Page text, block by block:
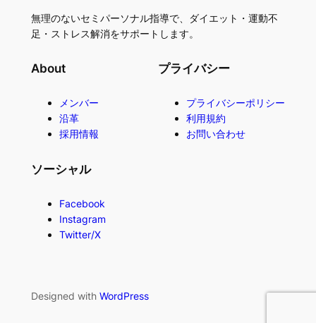
無理のないセミパーソナル指導で、ダイエット・運動不
足・ストレス解消をサポートします。
About
メンバー
沿革
採用情報
プライバシー
プライバシーポリシー
利用規約
お問い合わせ
ソーシャル
Facebook
Instagram
Twitter/X
Designed with WordPress